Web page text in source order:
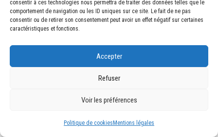
consentir à ces technologies nous permettra de traiter des données telles que le
comportement de navigation ou les ID uniques sur ce site. Le fait de ne pas
consentir ou de retirer son consentement peut avoir un effet négatif sur certaines
caractéristiques et fonctions.
Accepter
Refuser
Voir les préférences
Politique de cookies Mentions légales
d’accès Internet de l’Utilisateur, le système
d’exploitation de l’Utilisateur, ainsi que la date et
l’Utilisateur concernant sa visite du Site, telles que
Ces informations permettent à